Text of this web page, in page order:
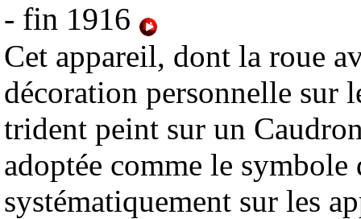
- fin 1916
Cet appareil, dont la roue
décoration personnelle sur
trident peint sur un
adoptée comme le symbole
systématiquement sur les